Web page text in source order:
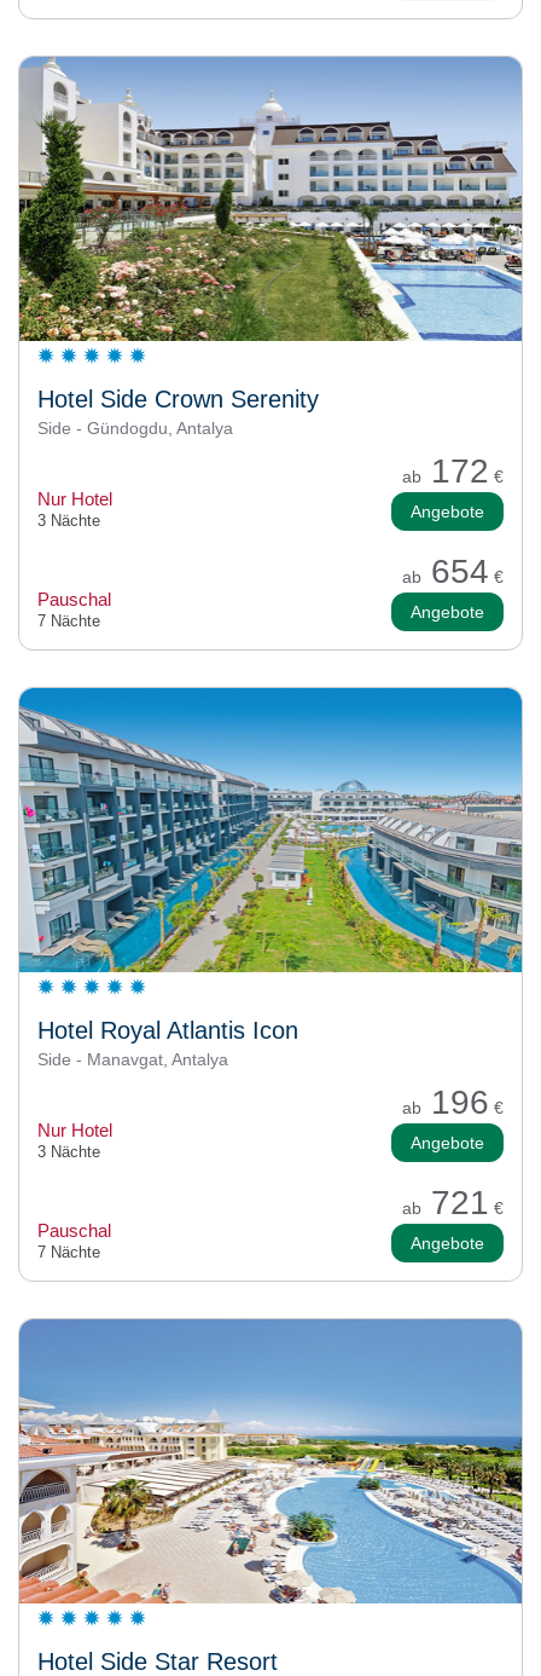
Hotel Side Crown Serenity
Side - Gündogdu, Antalya
ab 172 €
Nur Hotel
3 Nächte Angebote
ab 654 €
Pauschal
7 Nächte Angebote
Hotel Royal Atlantis Icon
Side - Manavgat, Antalya
ab 196 €
Nur Hotel
3 Nächte Angebote
ab 721 €
Pauschal
7 Nächte Angebote
Hotel Side Star Resort